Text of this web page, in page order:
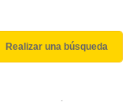
Realizar una búsqueda